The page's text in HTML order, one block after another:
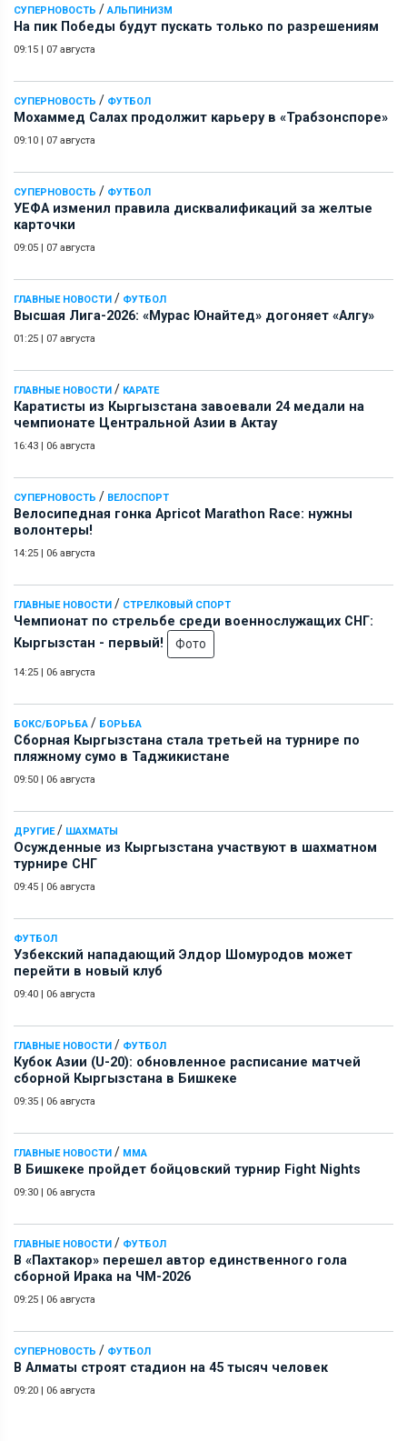
СУПЕРНОВОСТЬ / АЛЬПИНИЗМ
На пик Победы будут пускать только по разрешениям
09:15 | 07 августа
СУПЕРНОВОСТЬ / ФУТБОЛ
Мохаммед Салах продолжит карьеру в «Трабзонспоре»
09:10 | 07 августа
СУПЕРНОВОСТЬ / ФУТБОЛ
УЕФА изменил правила дисквалификаций за желтые
карточки
09:05 | 07 августа
ГЛАВНЫЕ НОВОСТИ / ФУТБОЛ
Высшая Лига-2026: «Мурас Юнайтед» догоняет «Алгу»
01:25 | 07 августа
ГЛАВНЫЕ НОВОСТИ / КАРАТЕ
Каратисты из Кыргызстана завоевали 24 медали на
чемпионате Центральной Азии в Актау
16:43 | 06 августа
СУПЕРНОВОСТЬ / ВЕЛОСПОРТ
Велосипедная гонка Apricot Marathon Race: нужны
волонтеры!
14:25 | 06 августа
ГЛАВНЫЕ НОВОСТИ / СТРЕЛКОВЫЙ СПОРТ
Чемпионат по стрельбе среди военнослужащих СНГ:
Кыргызстан - первый!
Фото
14:25 | 06 августа
БОКС/БОРЬБА / БОРЬБА
Сборная Кыргызстана стала третьей на турнире по
пляжному сумо в Таджикистане
09:50 | 06 августа
ДРУГИЕ/ ШАХМАТЫ
Осужденные из Кыргызстана участвуют в шахматном
турнире СНГ
09:45 | 06 августа
ФУТБОЛ
Узбекский нападающий Элдор Шомуродов может
перейти в новый клуб
09:40 | 06 августа
ГЛАВНЫЕ НОВОСТИ / ФУТБОЛ
Кубок Азии (U-20): обновленное расписание матчей
сборной Кыргызстана в Бишкеке
09:35 | 06 августа
ГЛАВНЫЕ НОВОСТИ / ММА
В Бишкеке пройдет бойцовский турнир Fight Nights
09:30 | 06 августа
ГЛАВНЫЕ НОВОСТИ / ФУТБОЛ
В «Пахтакор» перешел автор единственного гола
сборной Ирака на ЧМ-2026
09:25 | 06 августа
СУПЕРНОВОСТЬ / ФУТБОЛ
В Алматы строят стадион на 45 тысяч человек
09:20 | 06 августа